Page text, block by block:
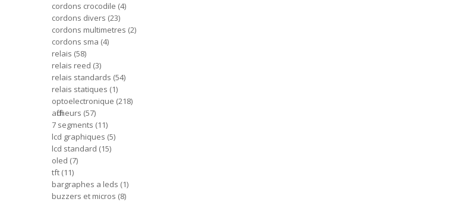
cordons crocodile 4
cordons divers 23
cordons multimetres 2
cordons sma 4
relais 58
relais reed 3
relais standards 54
relais statiques 1
optoelectronique 218
afficheurs 57
7 segments 11
lcd graphiques 5
lcd standard 15
oled 7
tft 11
bargraphes a leds 1
buzzers et micros 8